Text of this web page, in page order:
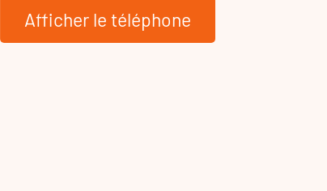
Afficher le téléphone